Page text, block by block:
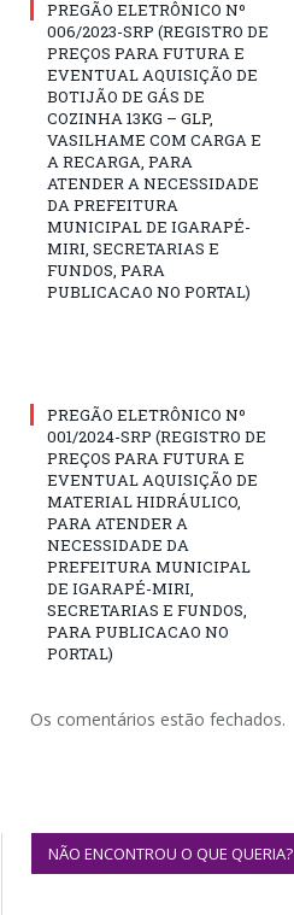
PREGÃO ELETRÔNICO Nº
006/2023-SRP (REGISTRO DE
PREÇOS PARA FUTURA E
EVENTUAL AQUISIÇÃO DE
BOTIJÃO DE GÁS DE
COZINHA 13KG – GLP,
VASILHAME COM CARGA E
A RECARGA, PARA
ATENDER A NECESSIDADE
DA PREFEITURA
MUNICIPAL DE IGARAPÉ-
MIRI, SECRETARIAS E
FUNDOS, PARA
PUBLICACAO NO PORTAL)
PREGÃO ELETRÔNICO Nº
001/2024-SRP (REGISTRO DE
PREÇOS PARA FUTURA E
EVENTUAL AQUISIÇÃO DE
MATERIAL HIDRÁULICO,
PARA ATENDER A
NECESSIDADE DA
PREFEITURA MUNICIPAL
DE IGARAPÉ-MIRI,
SECRETARIAS E FUNDOS,
PARA PUBLICACAO NO
PORTAL)
Os comentários estão fechados.
NÃO ENCONTROU O QUE QUERIA?